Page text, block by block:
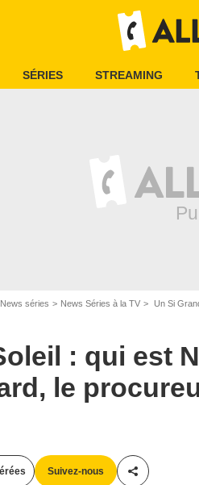
SÉRIES STREAMING
News séries News Séries à la TV Un Si
: qui est
le
Suivez-nous
Partager